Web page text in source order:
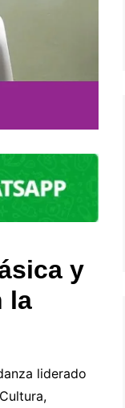
y
la
liderado